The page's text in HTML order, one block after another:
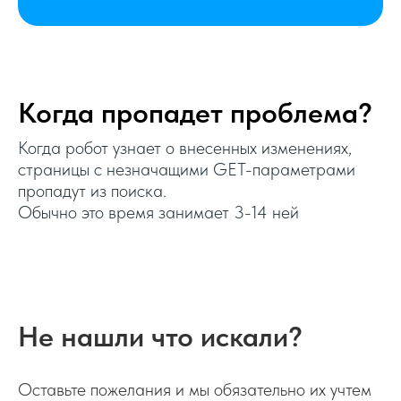
Очистка от параметров SEO
Яндекс.Директ
Очистка от get-параметров
Телеграм
Очистка от get-параметров
Когда пропадет проблема?
Когда робот узнает о внесенных изменениях,
страницы с незначащими GET-параметрами
пропадут из поиска.
Обычно это время занимает 3-14 ней
Не нашли что искали?
Оставьте пожелания и мы обязательно их учтем